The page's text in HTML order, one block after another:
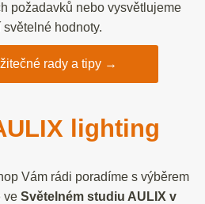
požadavků nebo vysvětlujeme
světelné hodnoty.
rady a tipy →
lighting
Vám rádi poradíme s výběrem
veSvětelném studiu AULIX v